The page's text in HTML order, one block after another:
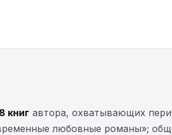
книг автора, охватывающих
любовные романы»;